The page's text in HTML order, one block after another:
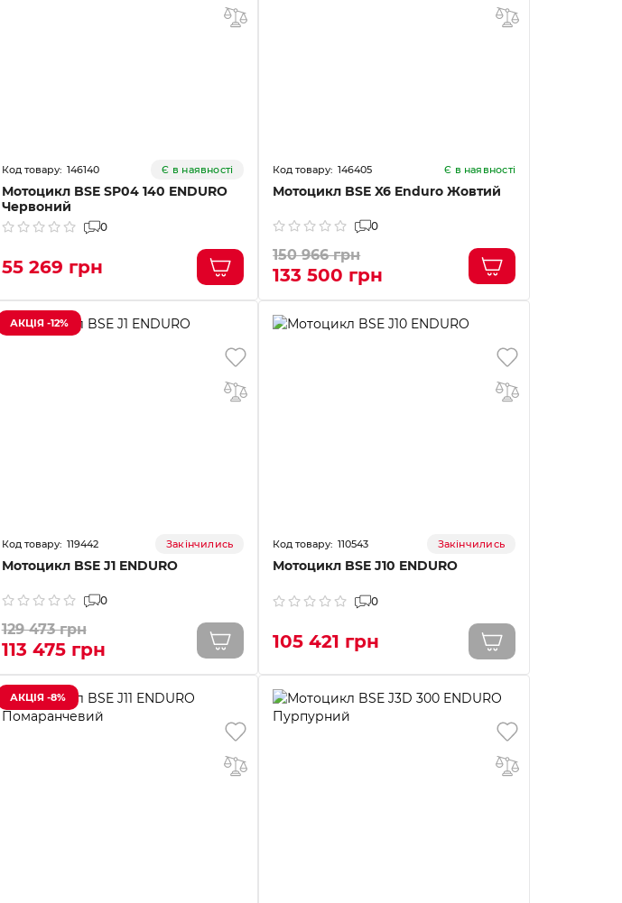
146140 Є в наявності
Мотоцикл BSE SP04 140 ENDURO
Червоний
0
55 269 грн
146405 Є в наявності
Мотоцикл BSE X6 Enduro Жовтий
0
150 966 грн
133 500 грн
АКЦІЯ -12%
119442 Закінчились
Мотоцикл BSE J1 ENDURO
0
129 473 грн
113 475 грн
110543 Закінчились
Мотоцикл BSE J10 ENDURO
0
105 421 грн
АКЦІЯ -8%